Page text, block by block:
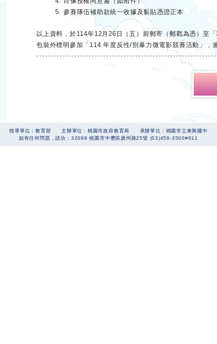
參賽隊伍補助款統一收據及黏貼憑證正本
以上資料，於114年12月26日（五）前郵寄（郵戳為憑）至
包裝外標明參加「114 年度反性/別暴力微電影競賽活動」，
指導單位：教育部 主辦單位：桃園市政府教育局 承辦單位：桃園市立東興國中
如有任何問題，請洽：32088 桃園市中壢區廣州路25號 (03)458-3500#611